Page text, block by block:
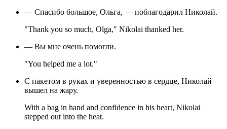
— Спасибо большое, Ольга, — поблагодарил Николай.
"Thank you so much, Olga," Nikolai thanked her.
— Вы мне очень помогли.
"You helped me a lot."
С пакетом в руках и уверенностью в сердце, Николай
вышел на жару.
With a bag in hand and confidence in his heart, Nikolai
stepped out into the heat.